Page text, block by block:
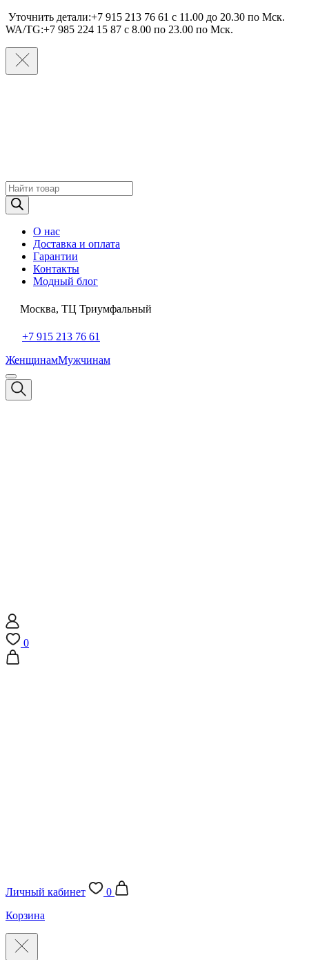
Уточнить детали:+7 915 213 76 61 c 11.00 до 20.30 по Мcк.
WA/TG:+7 985 224 15 87 c 8.00 по 23.00 по Мcк.
Поиск
товаров
О нас
Доставка и оплата
Гарантии
Контакты
Модный блог
Москва, ТЦ Триумфальный
+7 915 213 76 61
ЖенщинамМужчинам
0
Личный кабинет
0
Корзина